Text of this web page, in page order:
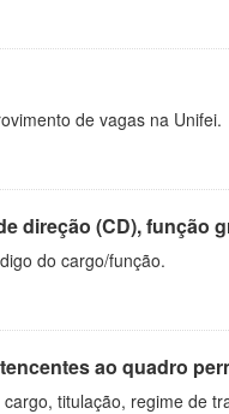
de vagas na Unifei.
direção (CD), função
do cargo/função.
ao quadro
titulação, regime de